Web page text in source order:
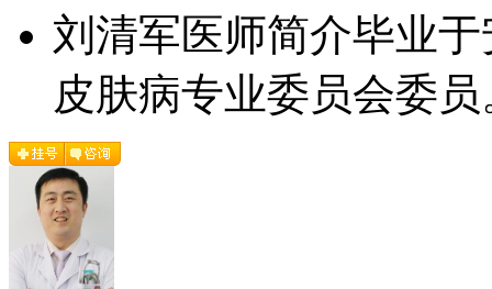
刘清军医师简介毕业
皮肤病专业委员会委